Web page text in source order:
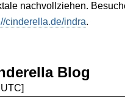
nachvollziehen.
cinderella.de/indra.
Blog